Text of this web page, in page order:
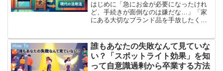
はじめに「急にお金が必要になったけれ
ど、手続きが面倒なのは嫌だな…」「家
にある大切なブランド品を手放したくな
んなときに心強い味方になってくれるの
が、実は私たちの街にある...
How To
誰もあなたの失敗なんて見ていな
い？「スポットライト効果」を知
って自意識過剰から卒業する方法